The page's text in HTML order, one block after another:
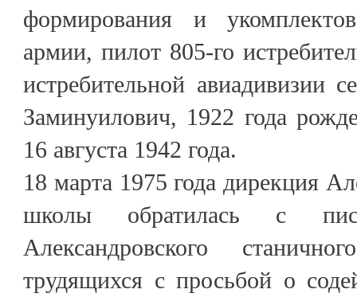
формирования и
армии, пилот 805-го
истребительной авиадивизии
Заминуилович, 1922 года
16 августа 1942 года.
18 марта 1975 года дирекция
школы обратилась с
Александровского
трудящихся с просьбой о